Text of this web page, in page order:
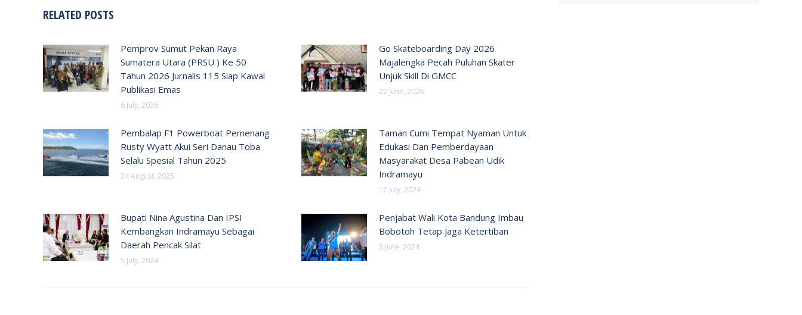
RELATED POSTS
Pemprov Sumut Pekan Raya
Sumatera Utara (PRSU ) Ke 50
Tahun 2026 Jurnalis 115 Siap Kawal
Publikasi Emas
6 July, 2026
Go Skateboarding Day 2026
Majalengka Pecah Puluhan Skater
Unjuk Skill Di GMCC
22 June, 2026
Pembalap F1 Powerboat Pemenang
Rusty Wyatt Akui Seri Danau Toba
Selalu Spesial Tahun 2025
24 August, 2025
Taman Cumi Tempat Nyaman Untuk
Edukasi Dan Pemberdayaan
Masyarakat Desa Pabean Udik
Indramayu
17 July, 2024
Bupati Nina Agustina Dan IPSI
Kembangkan Indramayu Sebagai
Daerah Pencak Silat
5 July, 2024
Penjabat Wali Kota Bandung Imbau
Bobotoh Tetap Jaga Ketertiban
3 June, 2024